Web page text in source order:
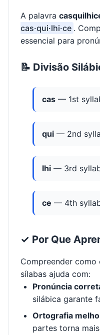
A palavra
cas·qui·lhi·ce .
essencial para
📝 Divisão
cas — 1st
qui — 2nd
lhi — 3rd
ce — 4th
✓ Por Que
Compreender como
sílabas ajuda com:
Pronúncia
silábica garante
Ortografia
partes torna